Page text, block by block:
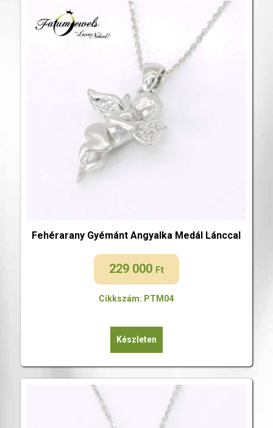
Fehérarany Gyémánt Angyalka Medál Lánccal
229 000 Ft
Cikkszám: PTM04
Készleten